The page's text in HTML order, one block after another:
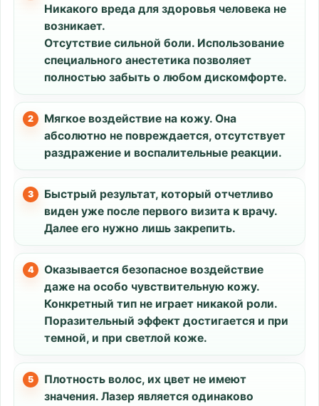
Никакого вреда для здоровья человека не
возникает.
Отсутствие сильной боли. Использование
специального анестетика позволяет
полностью забыть о любом дискомфорте.
Мягкое воздействие на кожу. Она
абсолютно не повреждается, отсутствует
раздражение и воспалительные реакции.
Быстрый результат, который отчетливо
виден уже после первого визита к врачу.
Далее его нужно лишь закрепить.
Оказывается безопасное воздействие
даже на особо чувствительную кожу.
Конкретный тип не играет никакой роли.
Поразительный эффект достигается и при
темной, и при светлой коже.
Плотность волос, их цвет не имеют
значения. Лазер является одинаково